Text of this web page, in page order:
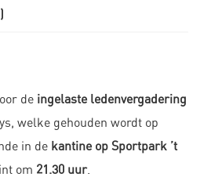
de ingelaste ledenvergadering
welke gehouden wordt op
in de kantine op Sportpark ’t
om 21.30 uur.